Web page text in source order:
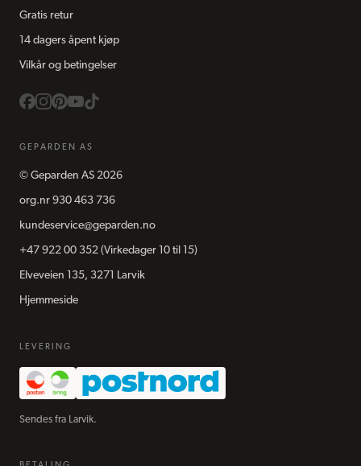
Gratis retur
14 dagers åpent kjøp
Vilkår og betingelser
GEPARDEN AS
© Geparden AS 2026
org.nr 930 463 736
kundeservice@geparden.no
+47 922 00 352 (Virkedager 10 til 15)
Elveveien 135, 3271 Larvik
Hjemmeside
LEVERING
Sendes fra Larvik.